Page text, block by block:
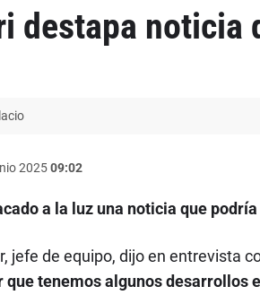
destapa noticia
202509:02
a la luz una noticia que
jefe de equipo, dijo en entrevista
que tenemos algunos desarrollos